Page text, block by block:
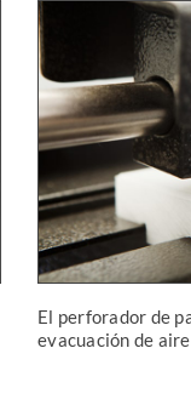
El perforador de
evacuación de